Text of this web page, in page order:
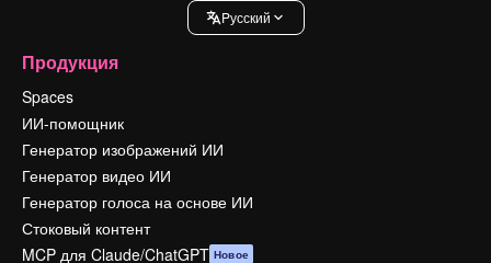
Pусский
Продукция
Spaces
ИИ-помощник
Генератор изображений ИИ
Генератор видео ИИ
Генератор голоса на основе ИИ
Стоковый контент
MCP для Claude/ChatGPT Новое